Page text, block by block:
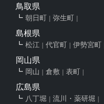
鳥取県
朝日町 弥生町
島根県
松江 代官町 伊勢宮町
岡山県
岡山 倉敷 表町
広島県
八丁堀 流川・薬研堀